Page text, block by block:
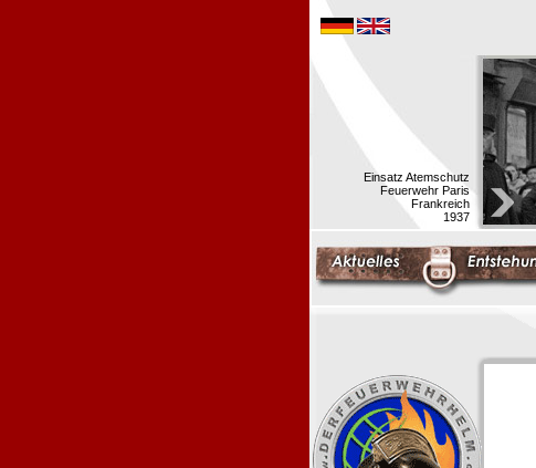
Einsatz Atemschutz
Feuerwehr Paris
Frankreich
1937